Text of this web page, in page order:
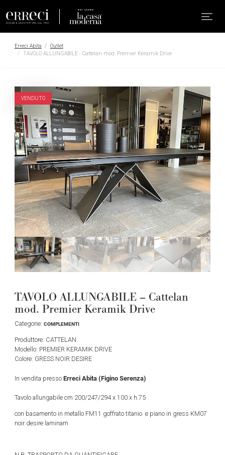
Erreci Abita
Outlet
TAVOLO ALLUNGABILE - Cattelan mod. Premier Keramik Drive
VENDUTO
TAVOLO ALLUNGABILE – Cattelan
mod. Premier Keramik Drive
Categorie: COMPLEMENTI
Produttore: CATTELAN
Modello: PREMIER KERAMIK DRIVE
Colore: GRESS NOIR DESIRE
In vendita presso Erreci Abita (Figino Serenza)
Tavolo allungabile cm 200/247/294 x 100 x h.75
con basamento in metallo FM11 goffrato titanio e piano in gress KM07
noir desire laminam